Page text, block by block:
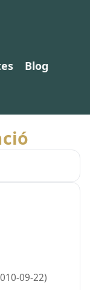
Blog
09-22)